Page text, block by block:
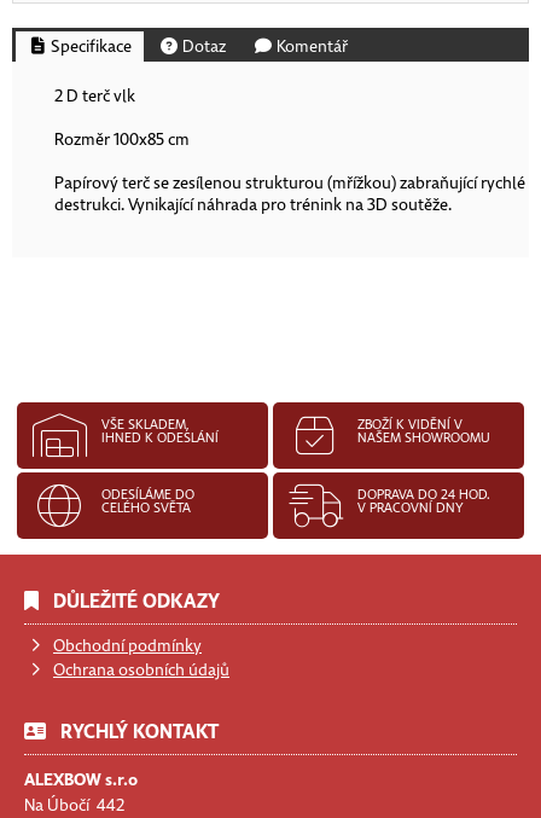
Specifikace Dotaz Komentář
2 D terč vlk
Rozměr 100x85 cm
Papírový terč se zesílenou strukturou (mřížkou) zabraňující rychlé
destrukci. Vynikající náhrada pro trénink na 3D soutěže.
VŠE SKLADEM,
IHNED K ODESLÁNÍ
ZBOŽÍ K VIDĚNÍ V
NAŠEM SHOWROOMU
ODESÍLÁME DO
CELÉHO SVĚTA
DOPRAVA DO 24 HOD.
V PRACOVNÍ DNY
DŮLEŽITÉ ODKAZY
Obchodní podmínky
Ochrana osobních údajů
RYCHLÝ KONTAKT
ALEXBOW s.r.o
Na Úbočí 442